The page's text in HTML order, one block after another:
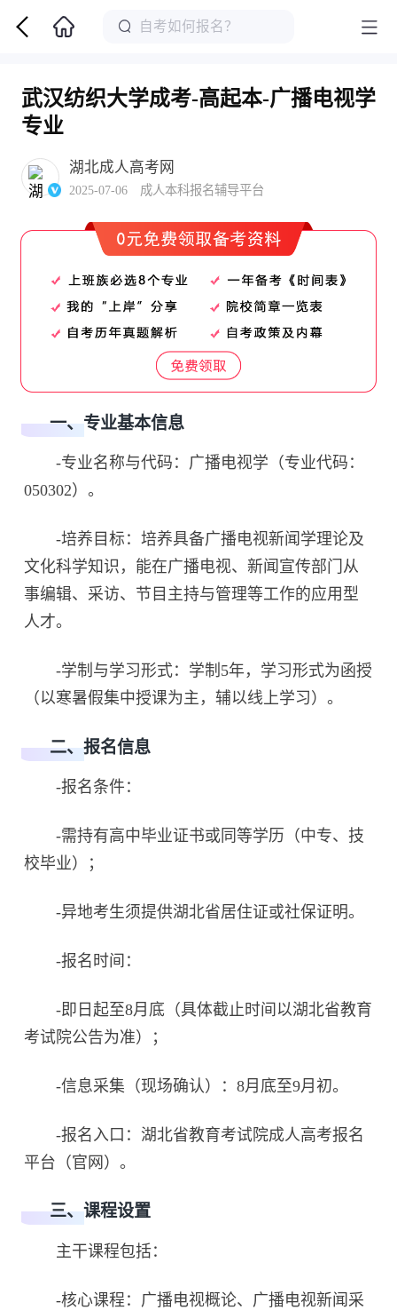
武汉纺织大学成考-高起本-广播电视学
专业
湖北成人高考网
2025-07-06 成人本科报名辅导平台
一、专业基本信息
-专业名称与代码：广播电视学（专业代码：
050302）。
-培养目标：培养具备广播电视新闻学理论及
文化科学知识，能在广播电视、新闻宣传部门从
事编辑、采访、节目主持与管理等工作的应用型
人才。
-学制与学习形式：学制5年，学习形式为函授
（以寒暑假集中授课为主，辅以线上学习）。
二、报名信息
-报名条件：
-需持有高中毕业证书或同等学历（中专、技
校毕业）；
-异地考生须提供湖北省居住证或社保证明。
-报名时间：
-即日起至8月底（具体截止时间以湖北省教育
考试院公告为准）；
-信息采集（现场确认）：8月底至9月初。
-报名入口：湖北省教育考试院成人高考报名
平台（官网）。
三、课程设置
主干课程包括：
-核心课程：广播电视概论、广播电视新闻采